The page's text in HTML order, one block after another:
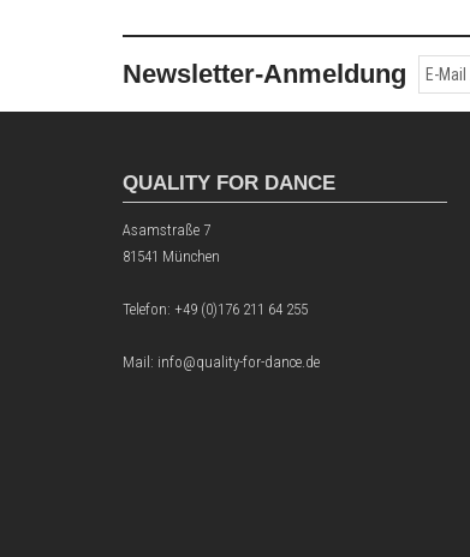
Newsletter-Anmeldung
QUALITY FOR DANCE
Asamstraße 7
81541 München
Telefon: +49 (0)176 211 64 255
Mail: info@quality-for-dance.de